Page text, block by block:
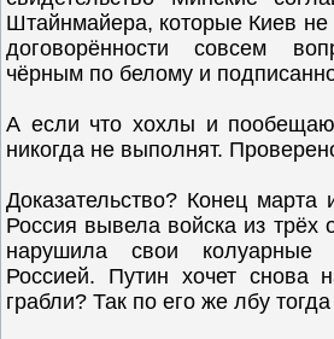
Штайнмайера, которые Киев не
договорённости совсем
чёрным по белому и
А если что хохлы и
никогда не выполнят.
Доказательство? Конец марта
Россия вывела войска из трёх
нарушила свои колуарные
Россией. Путин хочет снова
грабли? Так по его же лбу